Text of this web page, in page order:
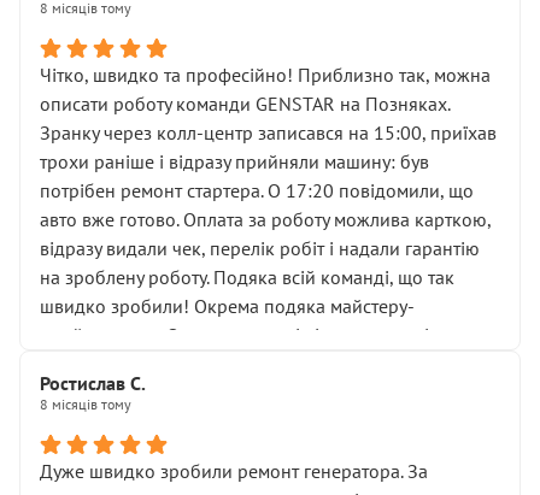
спроба продати дорогий вузол замість елементарних
ущільнювачів.
Що прикро — це не перший мій візит. Раніше міняв у
вас стартер, і тоді сервіс наче справив хороше
враження. Але згодом знайшов декілька гайок під
лобовим склом. Мені пояснили, що це “старі гайки, які
відкручували”, і попросили не хвилюватися. ( надіюсь
новий власник, не застяг в полі))
Але після нинішнього візиту такі дрібниці вже не
здаються дрібницями.
Я — клієнт, який працює на довірі, і саме її цей сервіс
Хотілося б більше:
• належної уваги до авто
• прозорості в роботах і рахунках
• реальної діагностики, а не формального
8 місяців тому
Чітко, швидко та професійно! Приблизно так, можна
описати роботу команди GENSTAR на Позняках.
Зранку через колл-центр записався на 15:00, приїхав
трохи раніше і відразу прийняли машину: був
потрібен ремонт стартера. О 17:20 повідомили, що
авто вже готово. Оплата за роботу можлива карткою,
відразу видали чек, перелік робіт і надали гарантію
на зроблену роботу. Подяка всій команді, що так
швидко зробили! Окрема подяка майстеру-
приймальнику Олександру: всі чітко та по суті.
звертатися до цього автосервісу.
Ростислав С.
8 місяців тому
Дуже швидко зробили ремонт генератора. За